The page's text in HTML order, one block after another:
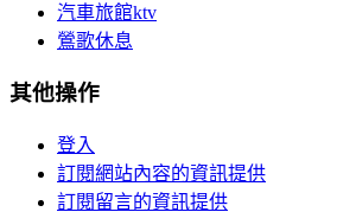
汽車旅館ktv
鶯歌休息
其他操作
登入
訂閱網站內容的資訊提供
訂閱留言的資訊提供